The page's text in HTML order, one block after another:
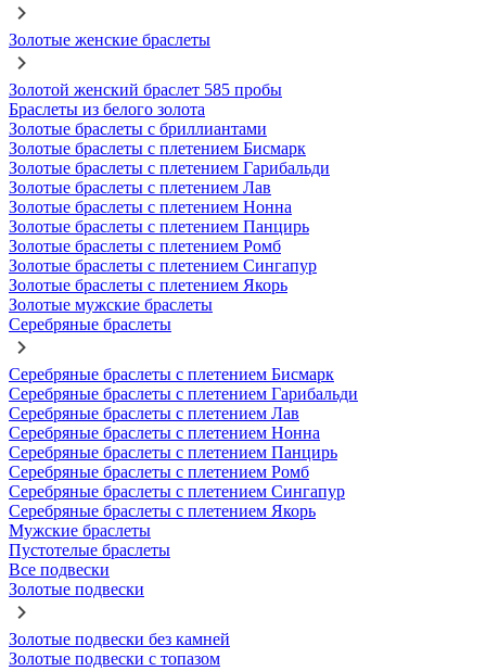
Золотые женские браслеты
Золотой женский браслет 585 пробы
Браслеты из белого золота
Золотые браслеты с бриллиантами
Золотые браслеты с плетением Бисмарк
Золотые браслеты с плетением Гарибальди
Золотые браслеты с плетением Лав
Золотые браслеты с плетением Нонна
Золотые браслеты с плетением Панцирь
Золотые браслеты с плетением Ромб
Золотые браслеты с плетением Сингапур
Золотые браслеты с плетением Якорь
Золотые мужские браслеты
Серебряные браслеты
Серебряные браслеты с плетением Бисмарк
Серебряные браслеты с плетением Гарибальди
Серебряные браслеты с плетением Лав
Серебряные браслеты с плетением Нонна
Серебряные браслеты с плетением Панцирь
Серебряные браслеты с плетением Ромб
Серебряные браслеты с плетением Сингапур
Серебряные браслеты с плетением Якорь
Мужские браслеты
Пустотелые браслеты
Все подвески
Золотые подвески
Золотые подвески без камней
Золотые подвески с топазом